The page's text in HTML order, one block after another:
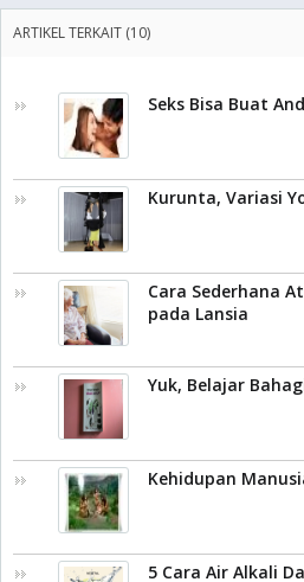
ARTIKEL TERKAIT (10)
Seks Bisa Buat
Kurunta, Variasi
Cara Sederhana
pada Lansia
Yuk, Belajar
Kehidupan
5 Cara Air Alkali